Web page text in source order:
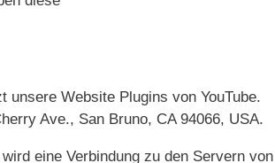
unsere Website Plugins von YouTube.
Ave., San Bruno, CA 94066, USA.
eine Verbindung zu den Servern von